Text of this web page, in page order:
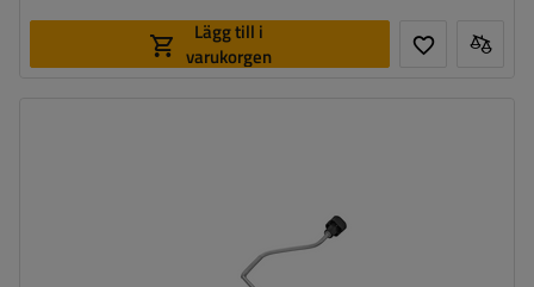
Lägg till i
varukorgen